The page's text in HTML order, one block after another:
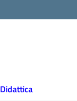
Didattica